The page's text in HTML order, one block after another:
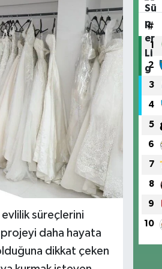
süreçlerini
daha hayata
dikkat çeken
#
1
2
3
4
5
6
7
8
9
10